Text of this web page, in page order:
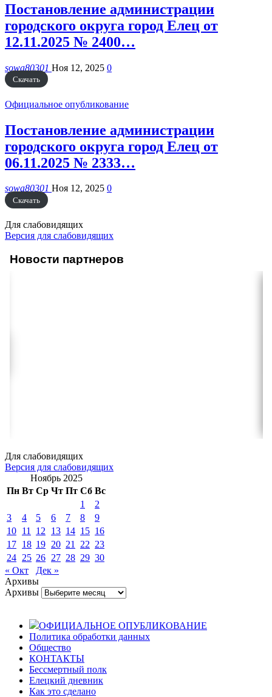
Постановление администрации
городского округа город Елец от
12.11.2025 № 2400…
sowa80301 Ноя 12, 2025 0
Скачать
Официальное опубликование
Постановление администрации
городского округа город Елец от
06.11.2025 № 2333…
sowa80301 Ноя 12, 2025 0
Скачать
Для слабовидящих
Версия для слабовидящих
Новости партнеров
Для слабовидящих
Версия для слабовидящих
Ноябрь 2025
Пн Вт Ср Чт Пт Сб Вс
1
2
3
4 5 6 7 8
9
10 11 12 13 14 15 16
17 18 19 20 21 22 23
24 25 26 27 28 29 30
« Окт
Дек »
Архивы
Архивы
ОФИЦИАЛЬНОЕ ОПУБЛИКОВАНИЕ
Политика обработки данных
Общество
КОНТАКТЫ
Бессмертный полк
Елецкий дневник
Как это сделано